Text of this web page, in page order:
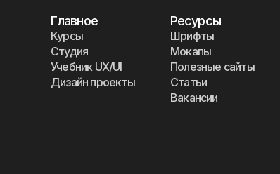
Главное
Курсы
Студия
Учебник UX/UI
Дизайн проекты
Ресурсы
Шрифты
Мокапы
Полезные сайты
Статьи
Вакансии